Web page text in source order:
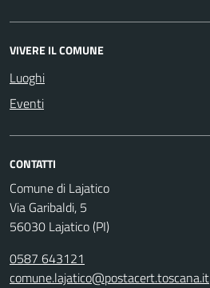
VIVERE IL COMUNE
Luoghi
Eventi
CONTATTI
Comune di Lajatico
Via Garibaldi, 5
56030 Lajatico (PI)
0587 643121
comune.lajatico@postacert.toscana.it